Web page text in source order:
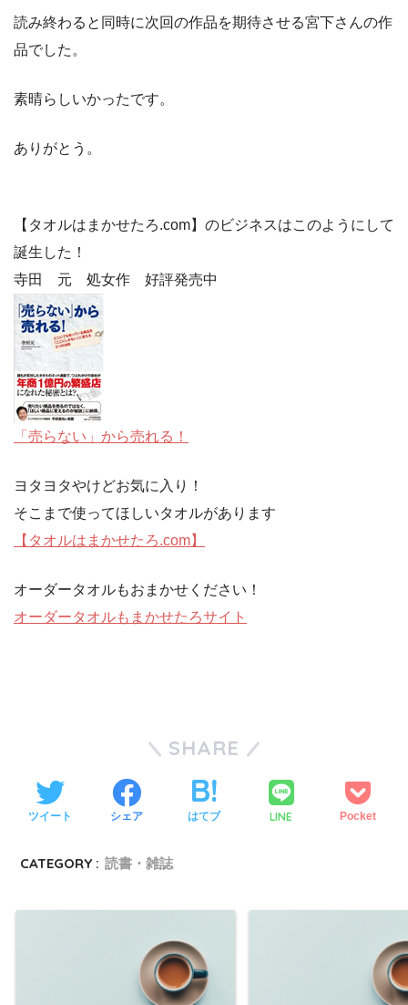
読み終わると同時に次回の作品を期待させる宮下さんの作
品でした。
素晴らしいかったです。
ありがとう。
【タオルはまかせたろ.com】のビジネスはこのようにして
誕生した！
寺田 元 処女作 好評発売中
「売らない」から売れる！
ヨタヨタやけどお気に入り！
そこまで使ってほしいタオルがあります
【タオルはまかせたろ.com】
オーダータオルもおまかせください！
オーダータオルもまかせたろサイト
SHARE
ツイート シェア はてブ LINE Pocket
CATEGORY : 読書・雑誌